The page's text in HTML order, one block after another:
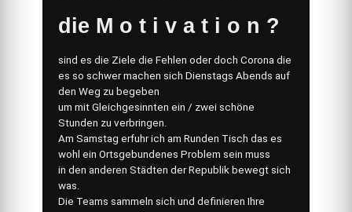
die M o t i v a t i o n ?
sind es die Ziele die Fehlen oder doch Corona die
es so schwer machen sich Dienstags Abends auf
den Weg zu begeben
um mit Gleichgesinnten ein / zwei schöne
Stunden zu verbringen.
Am Samstag erfuhr ich am Runden Tisch das es
wohl ein Ortsgebundenes Problem sein muss
in den anderen Städten der Republik bewegt sich
was.
Die Teams sammeln sich und definieren Ihre